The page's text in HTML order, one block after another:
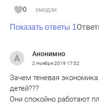
0 эмодзи
Показать ответы 1
Анонимно
2 Ноября 2019 17:02
Зачем теневая
детей???
Они спокойно работают